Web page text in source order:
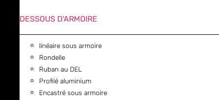
DESSOUS D'ARMOIRE
linéaire sous armoire
Rondelle
Ruban au DEL
Profilé aluminium
Encastré sous armoire